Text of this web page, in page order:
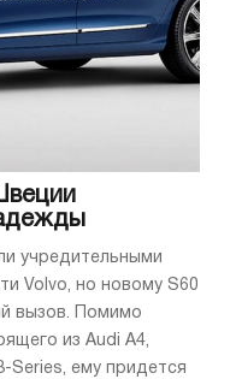
учредительными
Volvo, но новому S60
вызов. Помимо
из Audi A4,
Series, ему придется